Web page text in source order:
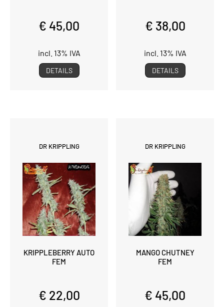
€ 45,00
incl. 13% IVA
DETAILS
€ 38,00
incl. 13% IVA
DETAILS
DR KRIPPLING
KRIPPLEBERRY AUTO
FEM
€ 22,00
DR KRIPPLING
MANGO CHUTNEY
FEM
€ 45,00